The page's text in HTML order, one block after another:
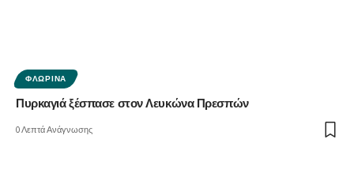
ΦΛΏΡΙΝΑ
Πυρκαγιά ξέσπασε στον Λευκώνα Πρεσπών
0 Λεπτά Ανάγνωσης